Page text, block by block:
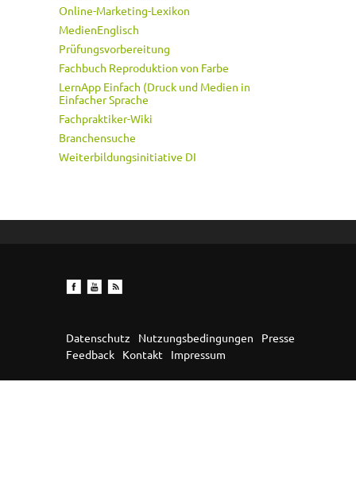
Online-Marketing-Lexikon
MedienEnglisch
Prüfungsvorbereitung
Fachbuch Reproduktion von Farbe
LernApp Einfach (Druck und Medien in
Einfacher Sprache
Fachpraktiker-Wiki
Branchensuche
Weiterbildungsinitiative DI
Datenschutz Nutzungsbedingungen
Presse
Feedback
Kontakt Impressum